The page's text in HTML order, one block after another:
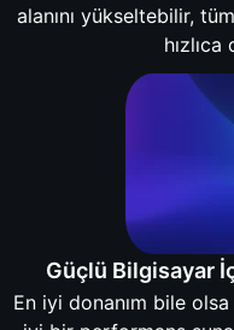
alanını yükseltebilir,
Güçlü Bilgisayar
En iyi donanım bile